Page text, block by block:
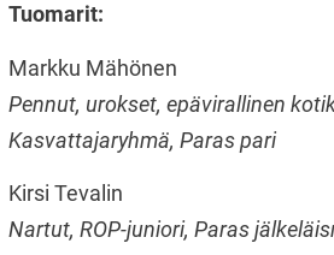
Tuomarit:
Markku Mähönen
Pennut, urokset, epävirallinen
Kasvattajaryhmä, Paras pari
Kirsi Tevalin
Nartut, ROP-juniori, Paras